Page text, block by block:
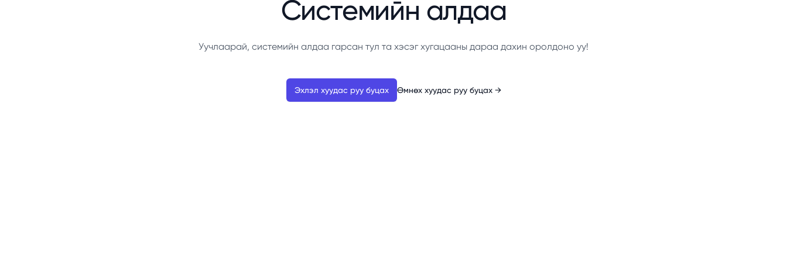
Системийн алдаа
Уучлаарай, системийн алдаа гарсан тул та хэсэг хугацааны дараа дахин оролдоно уу!
Эхлэл хуудас руу буцах Өмнөх хуудас руу буцах →